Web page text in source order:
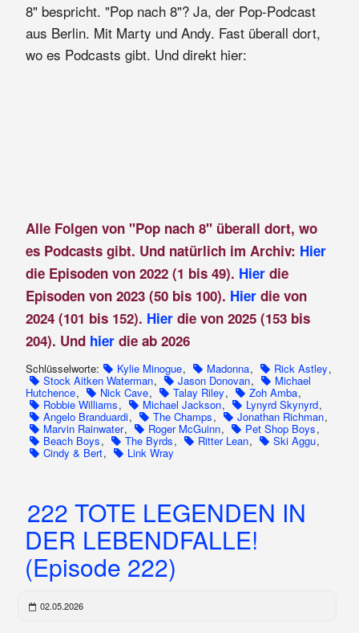
8" bespricht. "Pop nach 8"? Ja, der Pop-Podcast
aus Berlin. Mit Marty und Andy. Fast überall dort,
wo es Podcasts gibt. Und direkt hier:
Alle Folgen von "Pop nach 8" überall dort, wo
es Podcasts gibt. Und natürlich im Archiv: Hier
die Episoden von 2022 (1 bis 49). Hierdie
Episoden von 2023 (50 bis 100). Hier die von
2024 (101 bis 152). Hier die von 2025 (153 bis
204). Und hier die ab 2026
Schlüsselworte: Kylie Minogue, Madonna, Rick Astley,
Stock Aitken Waterman, Jason Donovan, Michael
Hutchence, Nick Cave, Talay Riley, Zoh Amba,
Robbie Williams, Michael Jackson, Lynyrd Skynyrd,
Angelo Branduardi, The Champs, Jonathan Richman,
Marvin Rainwater, Roger McGuinn, Pet Shop Boys,
Beach Boys, The Byrds, Ritter Lean, Ski Aggu,
Cindy & Bert, Link Wray
222 TOTE LEGENDEN IN
DER LEBENDFALLE!
(Episode 222)
02.05.2026